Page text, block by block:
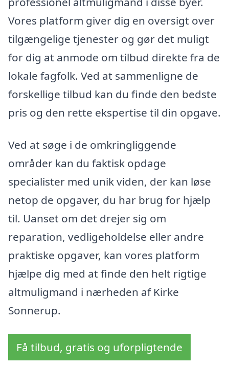
Vores platform giver dig en oversigt over
tilgængelige tjenester og gør det muligt
for dig at anmode om tilbud direkte fra de
lokale fagfolk. Ved at sammenligne de
forskellige tilbud kan du finde den bedste
pris og den rette ekspertise til din opgave.
Ved at søge i de omkringliggende
områder kan du faktisk opdage
specialister med unik viden, der kan løse
netop de opgaver, du har brug for hjælp
til. Uanset om det drejer sig om
reparation, vedligeholdelse eller andre
praktiske opgaver, kan vores platform
hjælpe dig med at finde den helt rigtige
altmuligmand i nærheden af Kirke
Sonnerup.
Få tilbud, gratis og uforpligtende